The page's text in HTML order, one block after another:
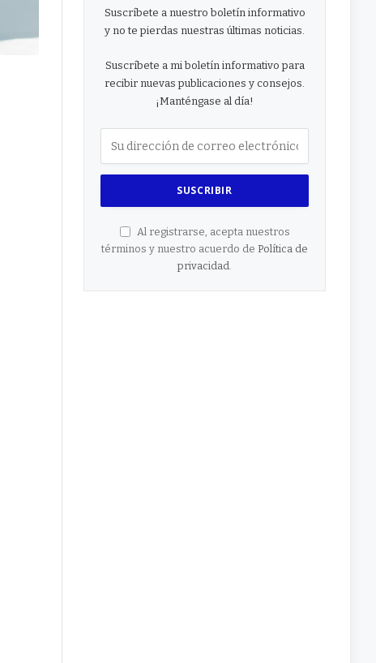
Suscríbete a nuestro boletín informativo
y no te pierdas nuestras últimas noticias.
Suscríbete a mi boletín informativo para
recibir nuevas publicaciones y consejos.
¡Manténgase al día!
Al registrarse, acepta nuestros
términos y nuestro acuerdo de Política de
privacidad.